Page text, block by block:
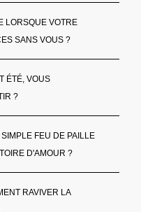
LORSQUE VOTRE
SANS VOUS ?
ÉTÉ, VOUS
?
FEU DE PAILLE
D'AMOUR ?
RAVIVER LA